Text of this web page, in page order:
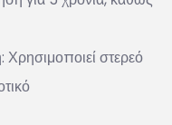
Χρησιμοποιεί στερεό